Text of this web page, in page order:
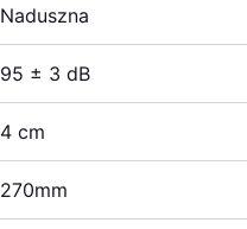
Naduszna
95 ± 3 dB
4 cm
270mm